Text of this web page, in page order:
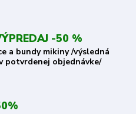
-50 %
a bundy mikiny /výsledná
potvrdenej objednávke/